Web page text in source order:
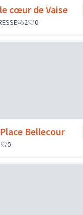
cœur de Vaise
2 0
Bellecour
0